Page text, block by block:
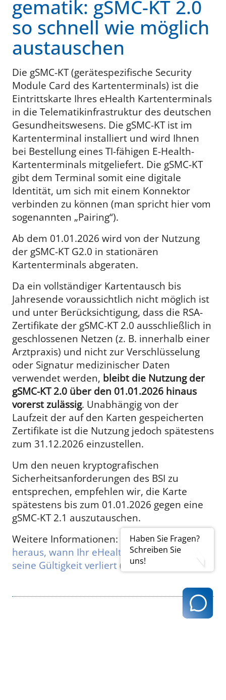
Haben Sie Fragen?
Schreiben Sie
uns!
gematik: gSMC-KT 2.0
so schnell wie möglich
austauschen
Die gSMC-KT (gerätespezifische Security
Module Card des Kartenterminals) ist die
Eintrittskarte Ihres eHealth Kartenterminals
in die Telematikinfrastruktur des deutschen
Gesundheitswesens. Die gSMC-KT ist im
Kartenterminal installiert und wird Ihnen
bei Bestellung eines TI-fähigen E-Health-
Kartenterminals mitgeliefert. Die gSMC-KT
gibt dem Terminal somit eine digitale
Identität, um sich mit einem Konnektor
verbinden zu können (man spricht hier vom
sogenannten „Pairing“).
Ab dem 01.01.2026 wird von der Nutzung
der gSMC-KT G2.0 in stationären
Kartenterminals abgeraten.
Da ein vollständiger Kartentausch bis
Jahresende voraussichtlich nicht möglich ist
und unter Berücksichtigung, dass die RSA-
Zertifikate der gSMC-KT 2.0 ausschließlich in
geschlossenen Netzen (z. B. innerhalb einer
Arztpraxis) und nicht zur Verschlüsselung
oder Signatur medizinischer Daten
verwendet werden, bleibt die Nutzung der
gSMC-KT 2.0 über den 01.01.2026 hinaus
vorerst zulässig. Unabhängig von der
Laufzeit der auf den Karten gespeicherten
Zertifikate ist die Nutzung jedoch spätestens
zum 31.12.2026 einzustellen.
Um den neuen kryptografischen
Sicherheitsanforderungen des BSI zu
entsprechen, empfehlen wir, die Karte
spätestens bis zum 01.01.2026 gegen eine
gSMC-KT 2.1 auszutauschen.
Weitere Informationen:
So finden Sie
heraus, wann Ihr eHealth Kartenterminal
seine Gültigkeit verliert(PDF)